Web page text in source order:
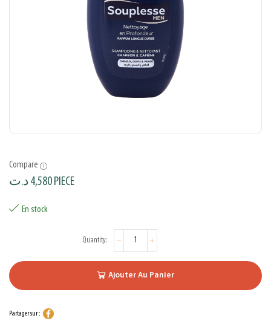
Compare
4,580د.ت PIECE
En stock
Ajouter Au Panier
Partager sur :